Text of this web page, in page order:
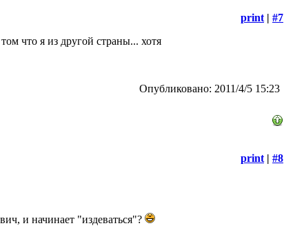
print | #7
что я из другой страны... хотя
Опубликовано: 2011/4/5 15:23
print | #8
и начинает "издеваться"?